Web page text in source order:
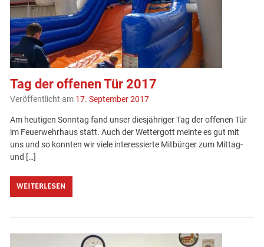
Tag der offenen Tür 2017
Veröffentlicht am 17. September 2017
Am heutigen Sonntag fand unser diesjähriger Tag der offenen Tür
im Feuerwehrhaus statt. Auch der Wettergott meinte es gut mit
uns und so konnten wir viele interessierte Mitbürger zum Mittag-
und […]
WEITERLESEN